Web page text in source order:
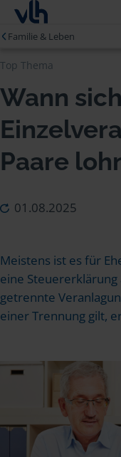
Familie & Leben
Top Thema
Wann
Paare
01.08.2025
Meistens ist es für
eine Steuererklärung
getrennte
einer Trennung gilt,